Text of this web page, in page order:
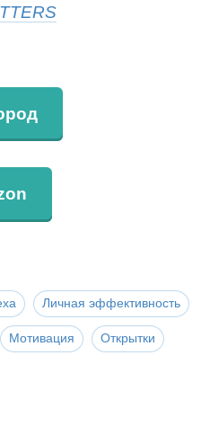
Личная эффективность
Мотивация Открытки